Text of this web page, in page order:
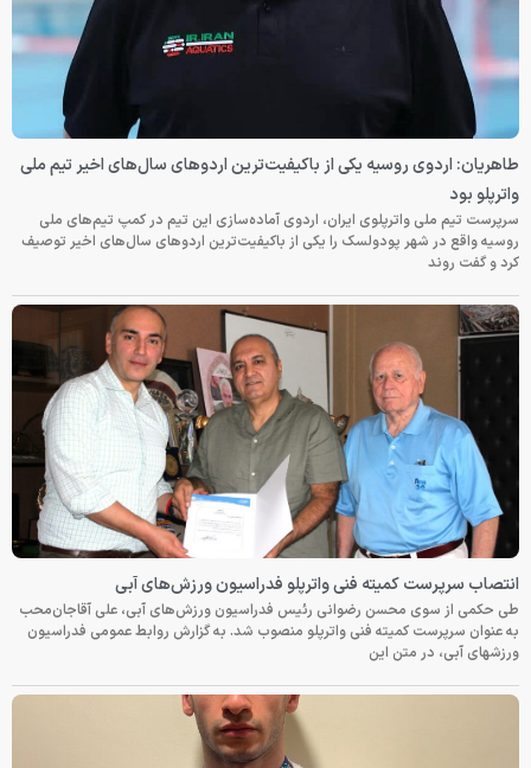
طاهریان: اردوی روسیه یکی از باکیفیت‌ترین اردوهای سال‌های اخیر تیم ملی
واترپلو بود
سرپرست تیم ملی واترپلوی ایران، اردوی آماده‌سازی این تیم در کمپ تیم‌های ملی
روسیه واقع در شهر پودولسک را یکی از باکیفیت‌ترین اردوهای سال‌های اخیر توصیف
کرد و گفت روند
انتصاب سرپرست کمیته فنی واترپلو فدراسیون ورزش‌های آبی
طی حکمی از سوی محسن رضوانی رئیس فدراسیون ورزش‌های آبی، علی آقاجان‌محب
به عنوان سرپرست کمیته فنی واترپلو منصوب شد. به گزارش روابط عمومی فدراسیون
ورزشهای آبی، در متن این